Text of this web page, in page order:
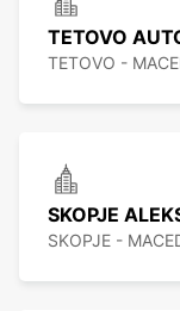
TETOVO
TETOVO -
SKOPJE
SKOPJE -